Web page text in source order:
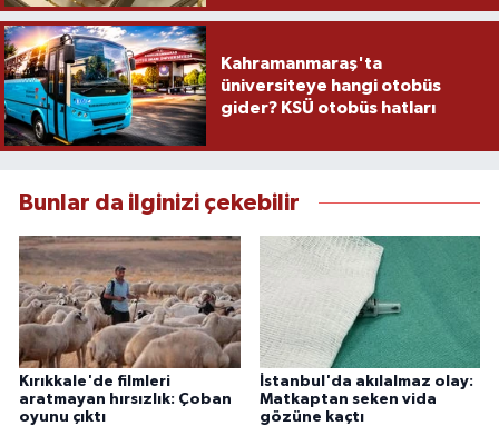
Kahramanmaraş'ta
üniversiteye hangi otobüs
gider? KSÜ otobüs hatları
Bunlar da ilginizi çekebilir
Kırıkkale'de filmleri
aratmayan hırsızlık: Çoban
oyunu çıktı
İstanbul'da akılalmaz olay:
Matkaptan seken vida
gözüne kaçtı